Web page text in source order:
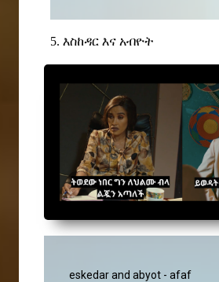
5. እስከዳር እና አብዮት
eskedar and abyot - afaf